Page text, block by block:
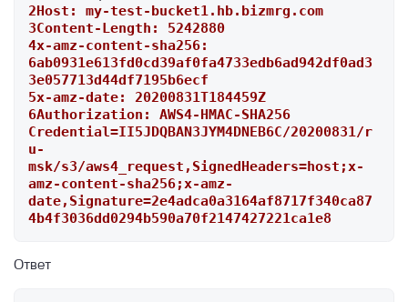
2Host: my-test-bucket1.hb.bizmrg.com
3Content-Length: 5242880
4x-amz-content-sha256:
6ab0931e613fd0cd39af0fa4733edb6ad942df0ad3
3e057713d44df7195b6ecf
5x-amz-date: 20200831T184459Z
6Authorization: AWS4-HMAC-SHA256
Credential=II5JDQBAN3JYM4DNEB6C/20200831/r
u-
msk/s3/aws4_request,SignedHeaders=host;x-
amz-content-sha256;x-amz-
date,Signature=2e4adca0a3164af8717f340ca87
4b4f3036dd0294b590a70f2147427221ca1e8
Ответ